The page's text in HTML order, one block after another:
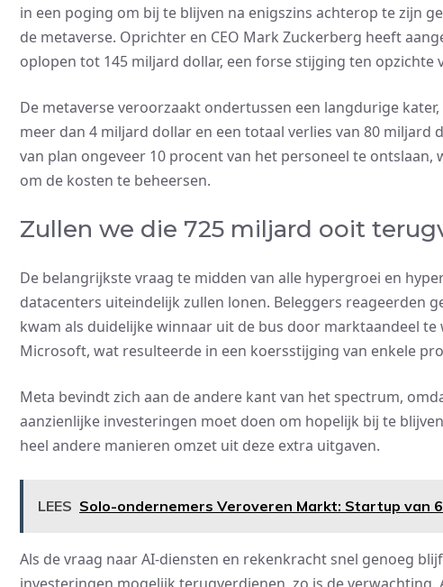
in een poging om bij te blijven na enigszins achterop te zijn
de metaverse. Oprichter en CEO Mark Zuckerberg heeft
oplopen tot 145 miljard dollar, een forse stijging ten opzichte
De metaverse veroorzaakt ondertussen een langdurige
meer dan 4 miljard dollar en een totaal verlies van 80 miljard
van plan ongeveer 10 procent van het personeel te
om de kosten te beheersen.
Zullen we die 725 miljard ooit
De belangrijkste vraag te midden van alle hypergroei en
datacenters uiteindelijk zullen lonen. Beleggers reageerden
kwam als duidelijke winnaar uit de bus door marktaandeel
Microsoft, wat resulteerde in een koersstijging van enkele
Meta bevindt zich aan de andere kant van het spectrum,
aanzienlijke investeringen moet doen om hopelijk bij te
heel andere manieren omzet uit deze extra uitgaven.
LEES Solo-ondernemers Veroveren Markt: Startup van
Als de vraag naar AI-diensten en rekenkracht snel genoeg